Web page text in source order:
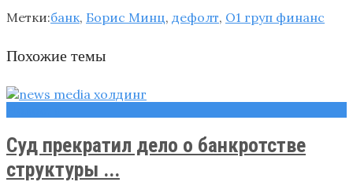
Метки:банк, Борис Минц, дефолт, О1 груп финанс
Похожие темы
Суд прекратил дело о банкротстве
структуры ...